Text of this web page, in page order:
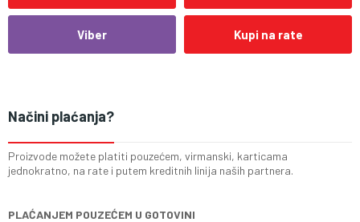
Viber Kupi na rate
Načini plaćanja?
Proizvode možete platiti pouzećem, virmanski, karticama
jednokratno, na rate i putem kreditnih linija naših partnera.
PLAĆANJEM POUZEĆEM U GOTOVINI